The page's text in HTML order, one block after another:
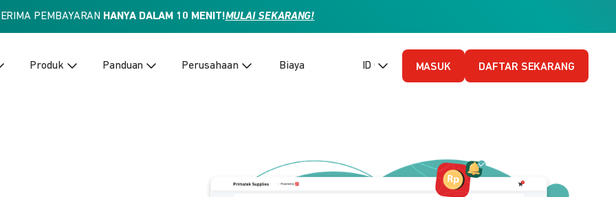
PEMBAYARAN HANYA DALAM 10 MENIT!MULAI SEKARANG!
Produk Panduan Perusahaan Biaya ID (Bahasa Indonesia)
MASUK DAFTAR SEKARANG